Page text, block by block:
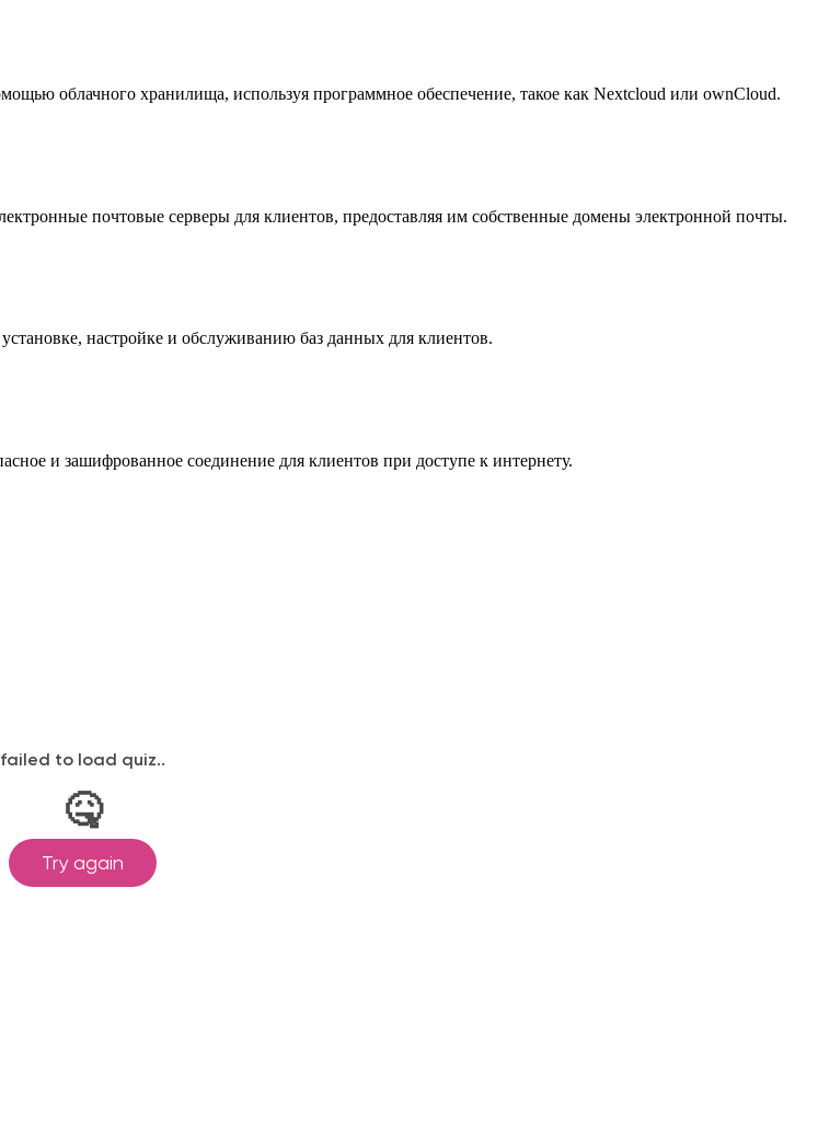
облачного хранилища, используя программное обеспечение, такое как Nextcloud или ownCloud.
почтовые серверы для клиентов, предоставляя им собственные домены электронной почты.
настройке и обслуживанию баз данных для клиентов.
и зашифрованное соединение для клиентов при доступе к интернету.